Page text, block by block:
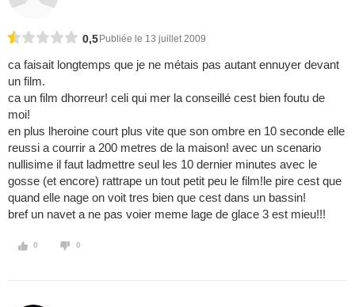
0,5 Publiée le 13 juillet 2009
ca faisait longtemps que je ne métais pas autant ennuyer devant
un film.
ca un film dhorreur! celi qui mer la conseillé cest bien foutu de
moi!
en plus lheroine court plus vite que son ombre en 10 seconde elle
reussi a courrir a 200 metres de la maison! avec un scenario
nullisime il faut ladmettre seul les 10 dernier minutes avec le
gosse (et encore) rattrape un tout petit peu le film!le pire cest que
quand elle nage on voit tres bien que cest dans un bassin!
bref un navet a ne pas voier meme lage de glace 3 est mieu!!!
0 0